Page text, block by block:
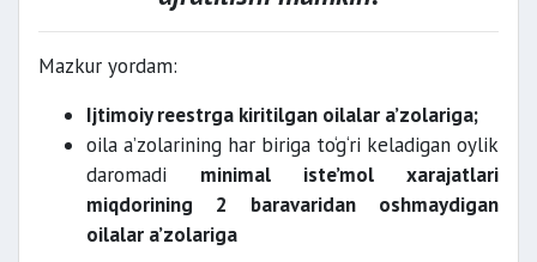
Mazkur yordam:
Ijtimoiy reestrga kiritilgan oilalar a’zolariga;
oila a’zolarining har biriga to‘g‘ri keladigan oylik
daromadi minimal iste’mol xarajatlari
miqdorining 2 baravaridan oshmaydigan
oilalar a’zolariga